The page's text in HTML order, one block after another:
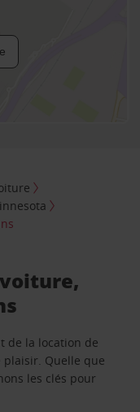
de la location de
Quelle que
les clés pour